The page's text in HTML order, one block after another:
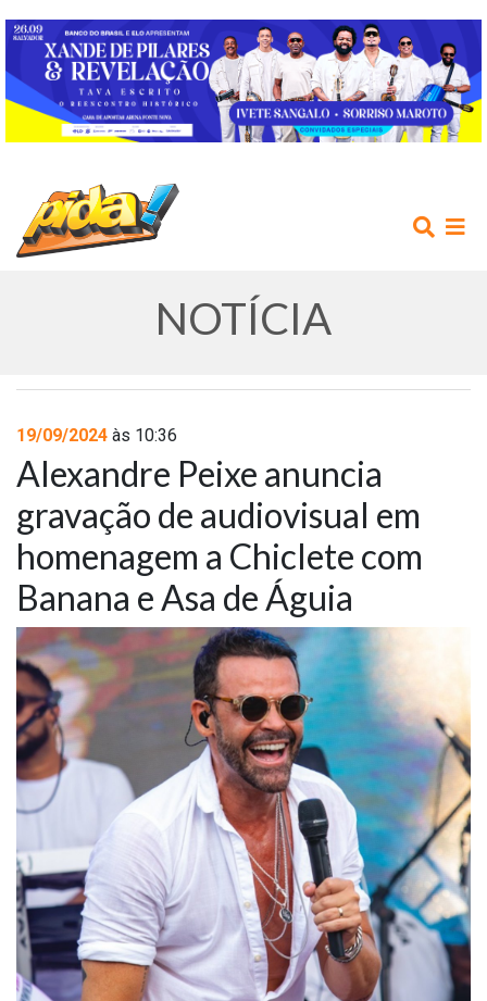
AGENDA
NOTÍCIAS
VÍDEOS
PROMOÇÕES
CONTATO
NOTÍCIA
19/09/2024 às 10:36
Alexandre Peixe anuncia
gravação de audiovisual em
homenagem a Chiclete com
Banana e Asa de Águia